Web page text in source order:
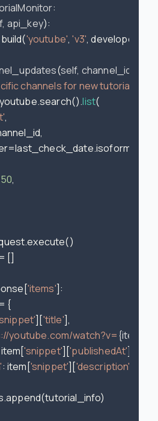
:
api_key):
build(
'youtube', 'v3',
(self, channel_id,
channels for new tutorial
list(
,
+
50,
[]
'items']:
{
]['title'],
youtube.com/watch?v= {item[
'snippet']['publishedAt'],
: item['snippet']['description'